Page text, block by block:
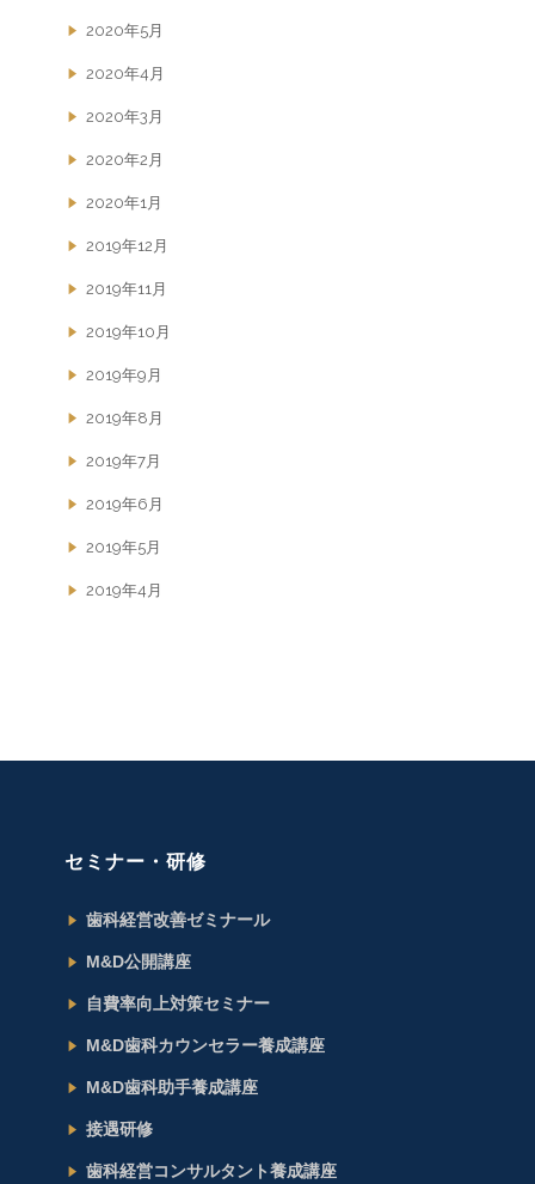
2020年5月
2020年4月
2020年3月
2020年2月
2020年1月
2019年12月
2019年11月
2019年10月
2019年9月
2019年8月
2019年7月
2019年6月
2019年5月
2019年4月
セミナー・研修
歯科経営改善ゼミナール
M&D公開講座
自費率向上対策セミナー
M&D歯科カウンセラー養成講座
M&D歯科助手養成講座
接遇研修
歯科経営コンサルタント養成講座